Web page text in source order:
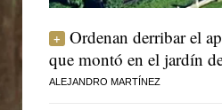
Ordenan derribar el
que montó en el jardín
ALEJANDRO MARTÍNEZ